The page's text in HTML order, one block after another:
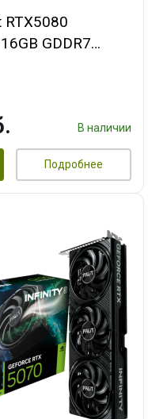
RTX5080
GDDR7
3FAN RTL
В наличии
Подробнее